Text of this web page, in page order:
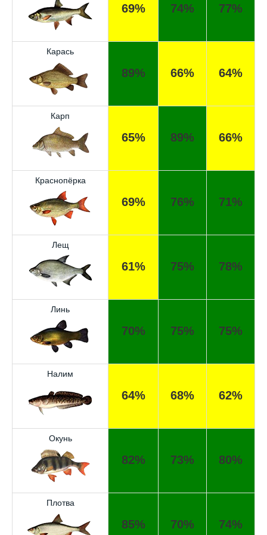
69% 74% 77%
Карась
89% 66% 64%
Карп
65% 89% 66%
Краснопёрка
69% 76% 71%
Лещ
61% 75% 78%
Линь
70% 75% 75%
Налим
64% 68% 62%
Окунь
82% 73% 80%
Плотва
85% 70% 74%
Отличный прогноз клёва! Сегодня поймал
щуку весом 5 кг.
Спасибо за прогноз, сегодня уловил карпа
и окуня!
Прогноз оказался точным, поймал много
налима на реке.